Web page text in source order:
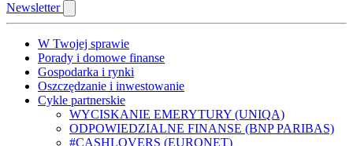
Newsletter
W Twojej sprawie
Porady i domowe finanse
Gospodarka i rynki
Oszczędzanie i inwestowanie
Cykle partnerskie
WYCISKANIE EMERYTURY (UNIQA)
ODPOWIEDZIALNE FINANSE (BNP PARIBAS)
#CASHLOVERS (EURONET)